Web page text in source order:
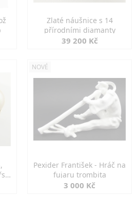
Zlaté náušnice s 14
přírodními diamanty
39 200 Kč
NOVÉ
Pexider František - Hráč na
fujaru trombita
3 000 Kč